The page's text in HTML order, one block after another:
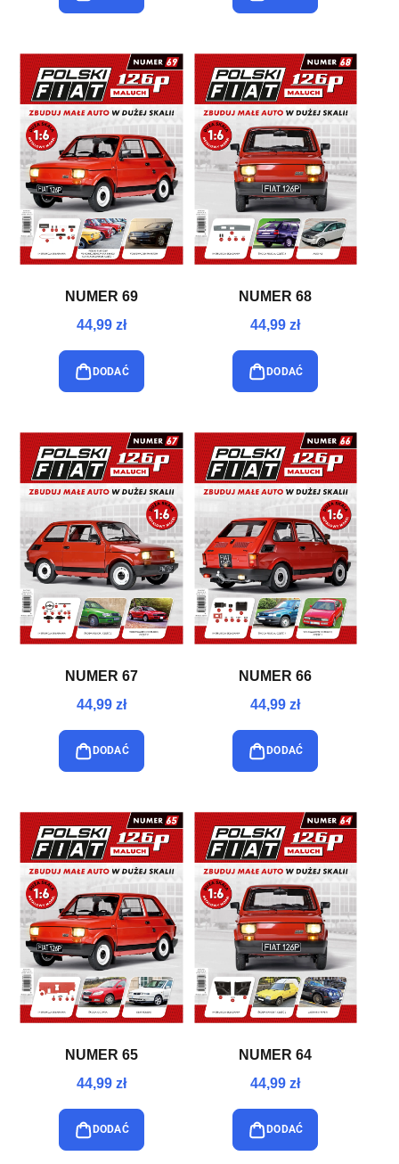
NUMER 69
44,99 zł
DODAĆ
NUMER 68
44,99 zł
DODAĆ
NUMER 67
44,99 zł
DODAĆ
NUMER 66
44,99 zł
DODAĆ
NUMER 65
44,99 zł
DODAĆ
NUMER 64
44,99 zł
DODAĆ